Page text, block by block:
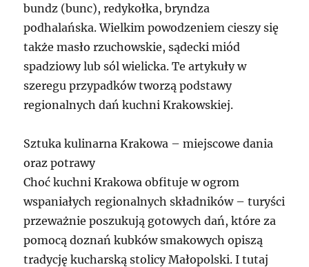
bundz (bunc), redykołka, bryndza
podhalańska. Wielkim powodzeniem cieszy się
także masło rzuchowskie, sądecki miód
spadziowy lub sól wielicka. Te artykuły w
szeregu przypadków tworzą podstawy
regionalnych dań kuchni Krakowskiej.
Sztuka kulinarna Krakowa – miejscowe dania
oraz potrawy
Choć kuchni Krakowa obfituje w ogrom
wspaniałych regionalnych składników – turyści
przeważnie poszukują gotowych dań, które za
pomocą doznań kubków smakowych opiszą
tradycję kucharską stolicy Małopolski. I tutaj